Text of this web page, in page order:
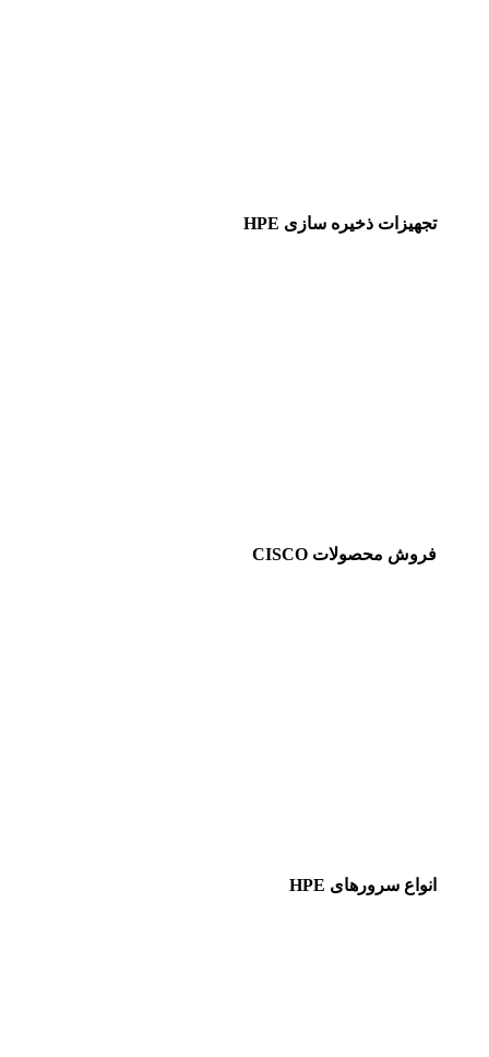
تجهیزات ذخیره سازی HPE
فروش محصولات CISCO
انواع سرورهای HPE